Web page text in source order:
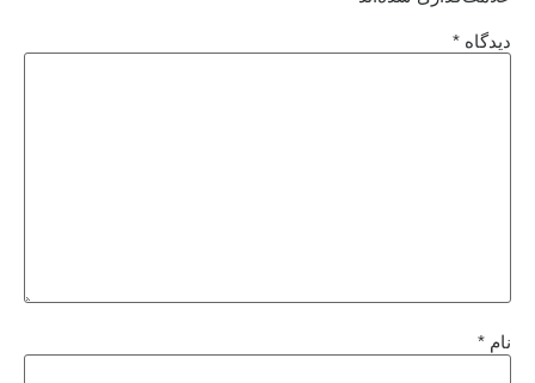
دیدگاه *
نام *